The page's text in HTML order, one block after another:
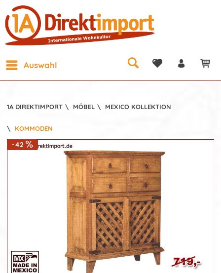
Auswahl
1A DIREKTIMPORT \ MÖBEL \ MEXICO KOLLEKTION
\ KOMMODEN
-42